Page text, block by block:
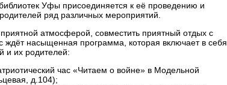
Уфы присоединяется к её проведению и
ряд различных мероприятий.
атмосферой, совместить приятный отдых с
ждёт насыщенная программа, которая включает в себя
и их родителей:
час «Читаем о войне» в Модельной
д.104);